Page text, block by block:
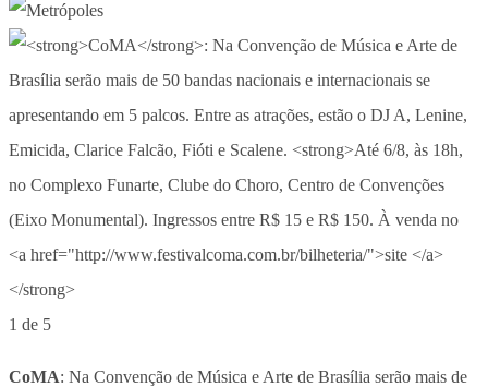
1 de 5
CoMA: Na Convenção de Música e Arte de Brasília serão mais de